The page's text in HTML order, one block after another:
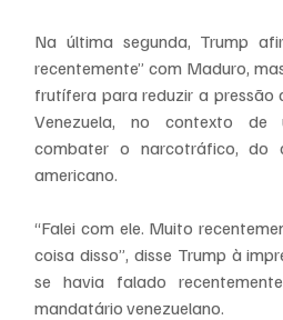
Na última segunda, Trump
recentemente” com Maduro,
frutífera para reduzir a pressão
Venezuela, no contexto de
combater o narcotráfico, do
americano.
“Falei com ele. Muito
coisa disso”, disse Trump à
se havia falado
mandatário venezuelano.